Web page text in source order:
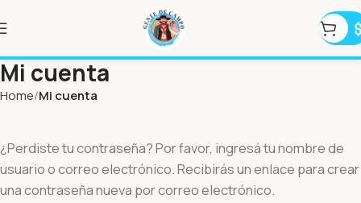
$
Mi cuenta
Home Mi cuenta
¿Perdiste tu contraseña? Por favor, ingresá tu nombre de
usuario o correo electrónico. Recibirás un enlace para crear
una contraseña nueva por correo electrónico.